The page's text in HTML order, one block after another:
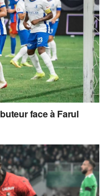
face à Farul